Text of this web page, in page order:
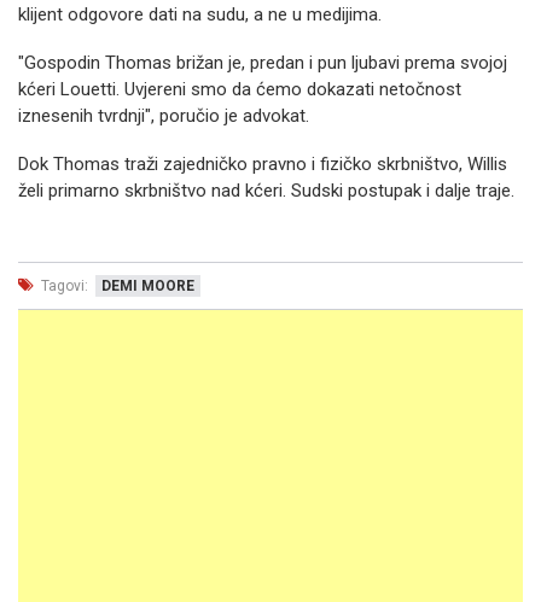
klijent odgovore dati na sudu, a ne u medijima.
"Gospodin Thomas brižan je, predan i pun ljubavi prema svojoj
kćeri Louetti. Uvjereni smo da ćemo dokazati netočnost
iznesenih tvrdnji", poručio je advokat.
Dok Thomas traži zajedničko pravno i fizičko skrbništvo, Willis
želi primarno skrbništvo nad kćeri. Sudski postupak i dalje traje.
Tagovi: DEMI MOORE